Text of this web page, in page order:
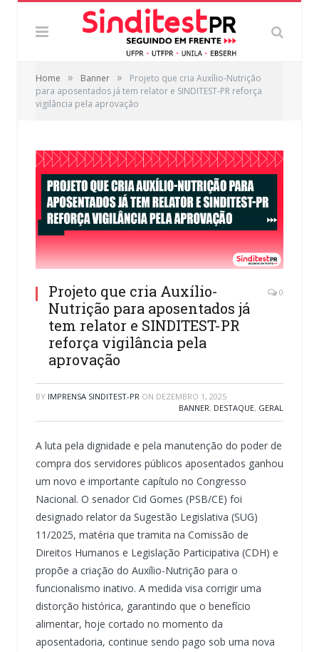
Home » Banner »
Projeto que cria Auxílio-Nutrição
para aposentados já tem relator e SINDITEST-PR reforça
vigilância pela aprovação
Projeto que cria Auxílio-
Nutrição para aposentados já
tem relator e SINDITEST-PR
reforça vigilância pela
aprovação
0
BY IMPRENSA SINDITEST-PR ON DEZEMBRO 1, 2025
BANNER, DESTAQUE, GERAL
A luta pela dignidade e pela manutenção do poder de
compra dos servidores públicos aposentados ganhou
um novo e importante capítulo no Congresso
Nacional. O senador Cid Gomes (PSB/CE) foi
designado relator da Sugestão Legislativa (SUG)
11/2025, matéria que tramita na Comissão de
Direitos Humanos e Legislação Participativa (CDH) e
propõe a criação do Auxílio-Nutrição para o
funcionalismo inativo. A medida visa corrigir uma
distorção histórica, garantindo que o benefício
alimentar, hoje cortado no momento da
aposentadoria, continue sendo pago sob uma nova